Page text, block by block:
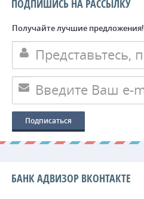
ПОДПИШИСЬ НА РАССЫЛКУ
Получайте лучшие предложения!
БАНК АДВИЗОР ВКОНТАКТЕ